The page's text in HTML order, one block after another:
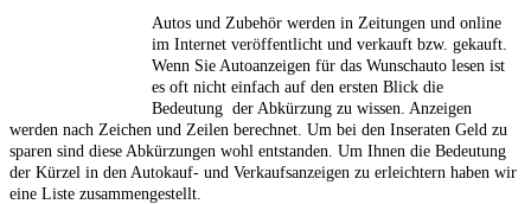
Autos und Zubehör werden in Zeitungen und online
im Internet veröffentlicht und verkauft bzw. gekauft.
Wenn Sie Autoanzeigen für das Wunschauto lesen ist
es oft nicht einfach auf den ersten Blick die
Bedeutung der Abkürzung zu wissen. Anzeigen
werden nach Zeichen und Zeilen berechnet. Um bei den Inseraten Geld zu
sparen sind diese Abkürzungen wohl entstanden. Um Ihnen die Bedeutung
der Kürzel in den Autokauf- und Verkaufsanzeigen zu erleichtern haben wir
eine Liste zusammengestellt.